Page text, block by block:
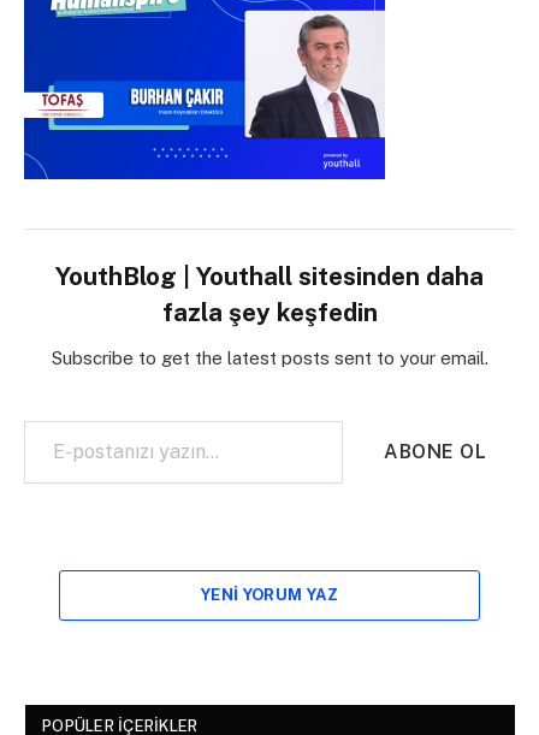
YouthBlog | Youthall sitesinden daha
fazla şey keşfedin
Subscribe to get the latest posts sent to your email.
E-postanızı yazın…
ABONE OL
YENI YORUM YAZ
POPÜLER İÇERIKLER